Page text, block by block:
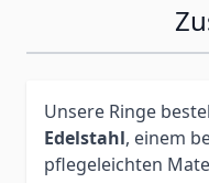
Unsere Ringe
Edelstahl, einem
pflegeleichten